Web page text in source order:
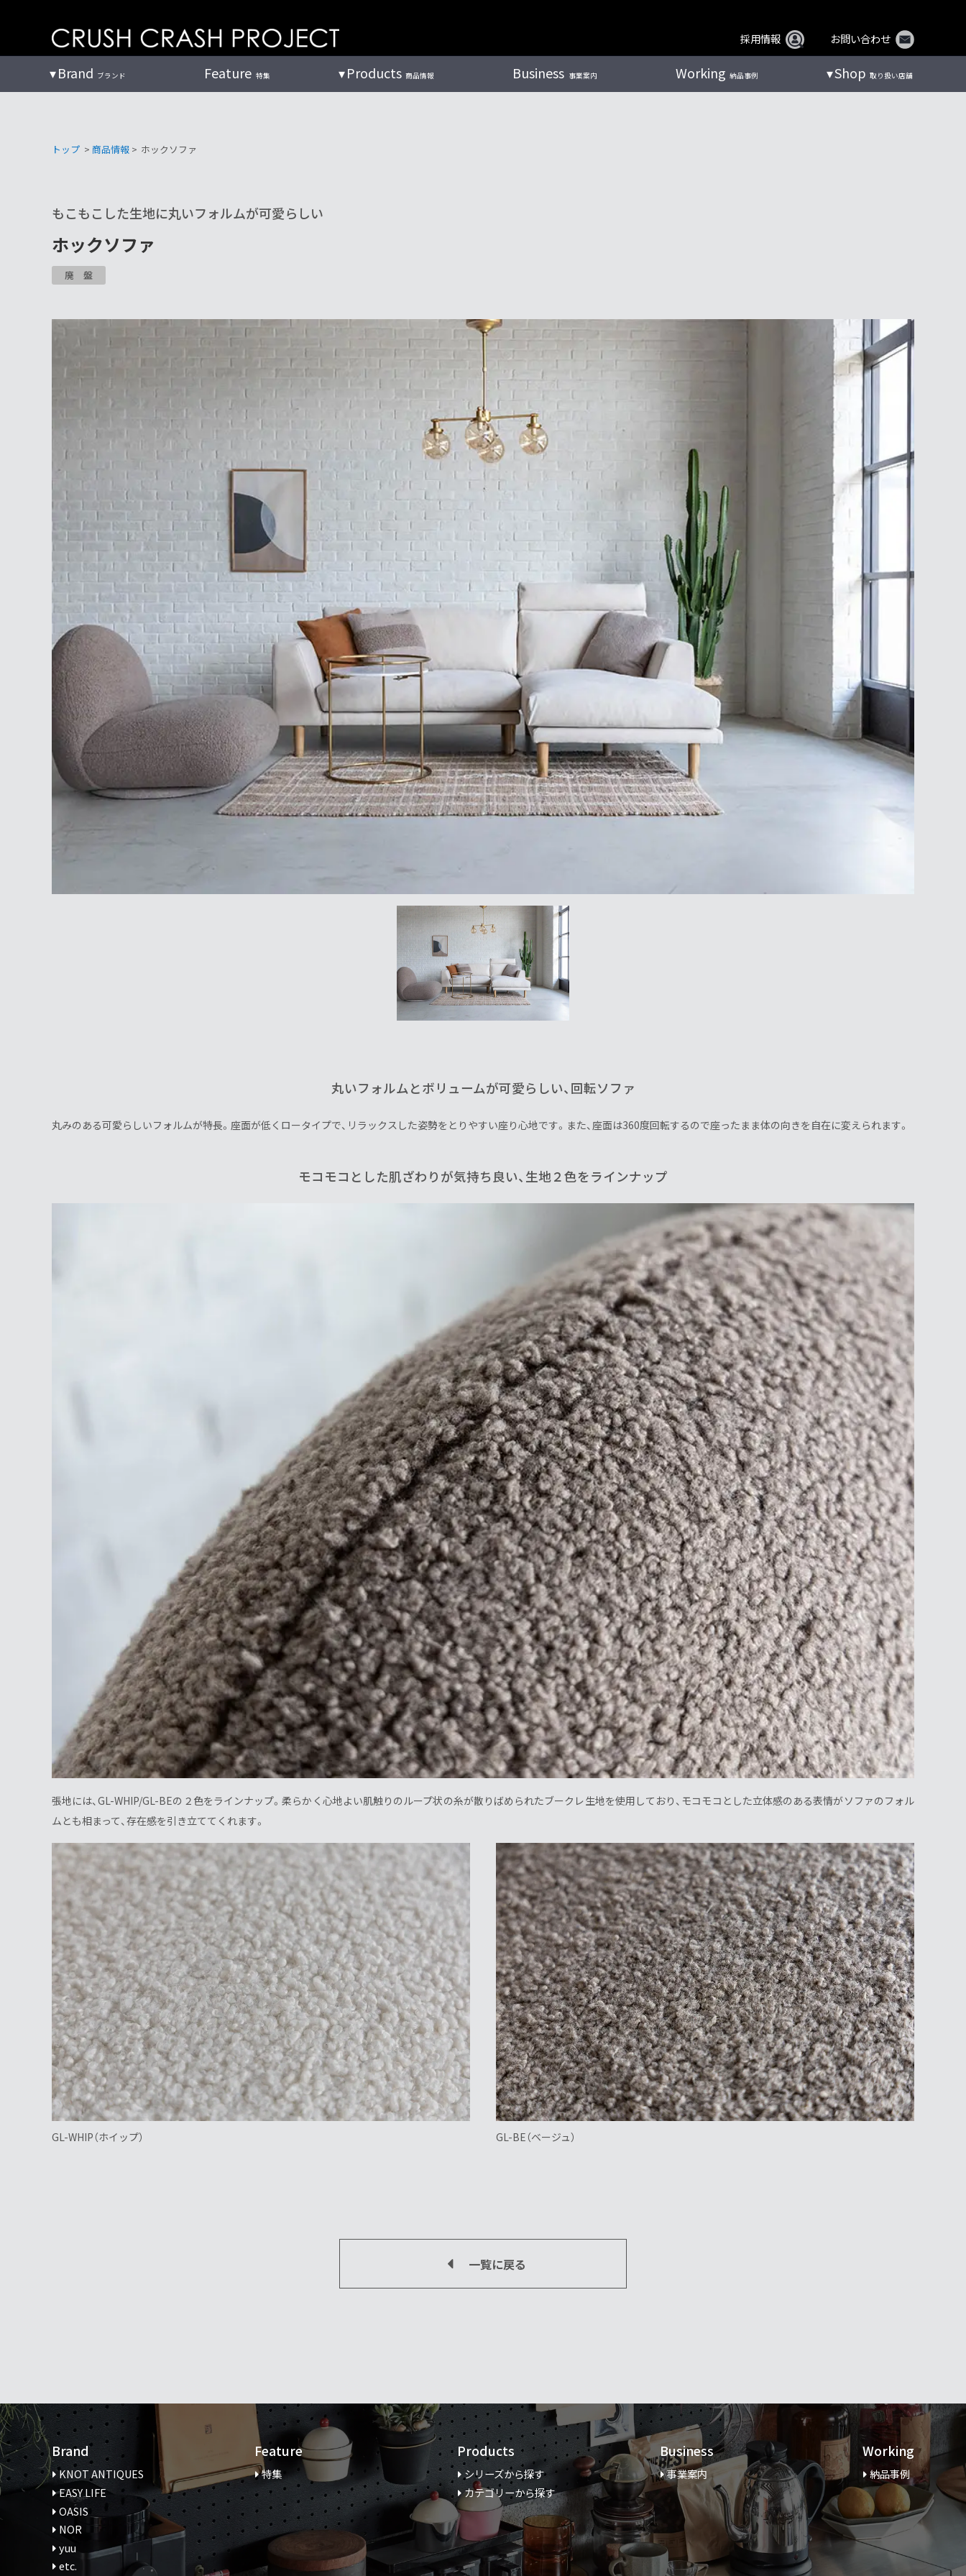
ツ
採用情報 お問い合わせ
Brand ブランド Feature 特集 Products 商品情報 Business 事業案内 Working 納品事例 Shop 取り扱い店舗
トップ > 商品情報> ホックソファ
もこもこした生地に丸いフォルムが可愛らしい
ホックソファ
廃盤
丸いフォルムとボリュームが可愛らしい、回転ソファ
丸みのある可愛らしいフォルムが特長。座面が低くロータイプで、リラックスした姿勢をとりやすい座り心地です。また、座面は360度回転するので座ったまま体の向きを自在に変えられます。
モコモコとした肌ざわりが気持ち良い、生地２色をラインナップ
張地には、GL-WHIP/GL-BEの２色をラインナップ。柔らかく心地よい肌触りのループ状の糸が散りばめられたブークレ生地を使用しており、モコモコとした立体感のある表情がソファのフォル
ムとも相まって、存在感を引き立ててくれます。
GL-WHIP（ホイップ） GL-BE（ベージュ）
一覧に戻る
Brand
KNOT ANTIQUES
EASY LIFE
OASIS
NOR
yuu
etc.
Feature
特集
Products
シリーズから探す
カテゴリーから探す
Business
事業案内
Working
納品事例